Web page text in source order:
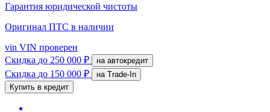
Гарантия юридической чистоты
Оригинал ПТС в наличии
vin VIN проверен
Скидка до 250 000 ₽ на автокредит
Скидка до 150 000 ₽
на Trade-In
Купить в кредит